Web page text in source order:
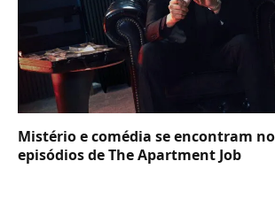
Mistério e comédia se encontram
episódios de The Apartment Job